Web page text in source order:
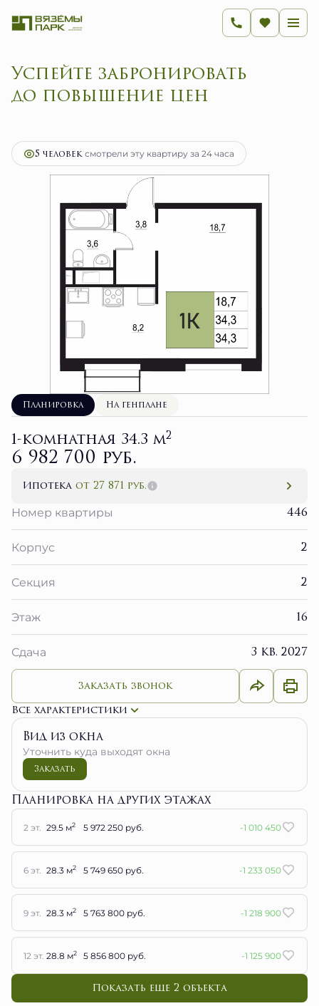
Успейте забронировать
до повышение цен
1-комнатная34.3 м2
5 человексмотрели эту квартиру за 24 часа
Планировка На генплане
1-комнатная 34.3 м2
6 982 700 руб.
Ипотека от 27 871 руб.
Номер квартиры
446
Корпус 2
Секция 2
Этаж 16
Сдача 3 кв. 2027
Заказать звонок
Все характеристики
Вид из окна
Уточнить куда выходят окна
Заказать
Планировка на других этажах
2 эт. 29.5 м2 5 972 250 руб. -1 010 450
6 эт. 28.3 м2 5 749 650 руб. -1 233 050
9 эт. 28.3 м2 5 763 800 руб. -1 218 900
12 эт. 28.8 м2 5 856 800 руб. -1 125 900
Показать еще 2 объектa